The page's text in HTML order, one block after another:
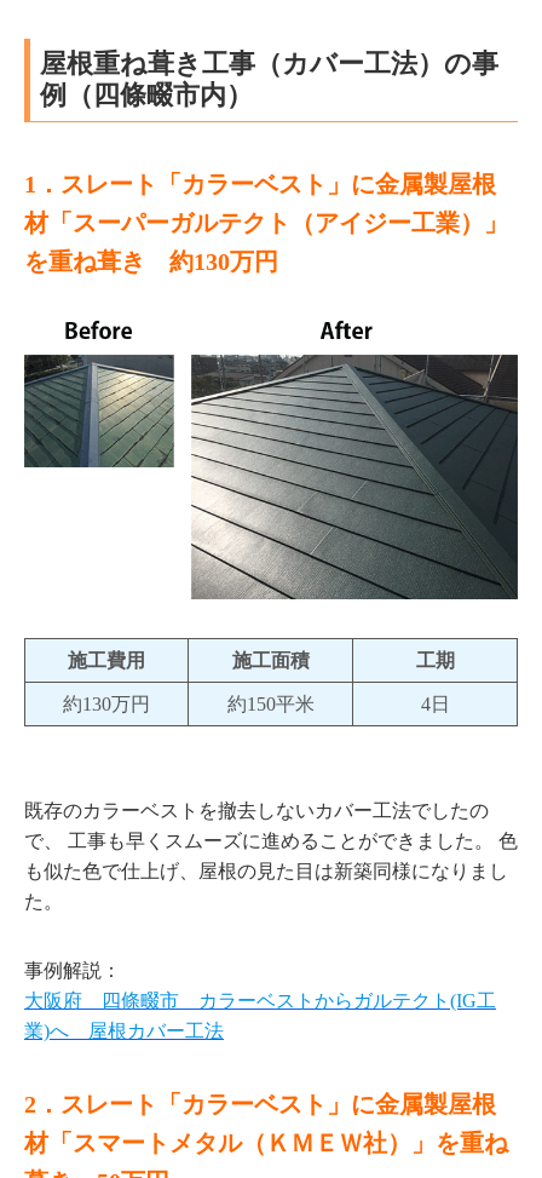
屋根重ね葺き工事（カバー工法）の事
例（四條畷市内）
1．スレート「カラーベスト」に金属製屋根
材「スーパーガルテクト（アイジー工業）」
を重ね葺き 約130万円
施工費用 施工面積 工期
約130万円 約150平米 4日
既存のカラーベストを撤去しないカバー工法でしたの
で、 工事も早くスムーズに進めることができました。 色
も似た色で仕上げ、屋根の見た目は新築同様になりまし
た。
事例解説：
大阪府 四條畷市 カラーベストからガルテクト(IG工
業)へ 屋根カバー工法
2．スレート「カラーベスト」に金属製屋根
材「スマートメタル（ＫＭＥＷ社）」を重ね